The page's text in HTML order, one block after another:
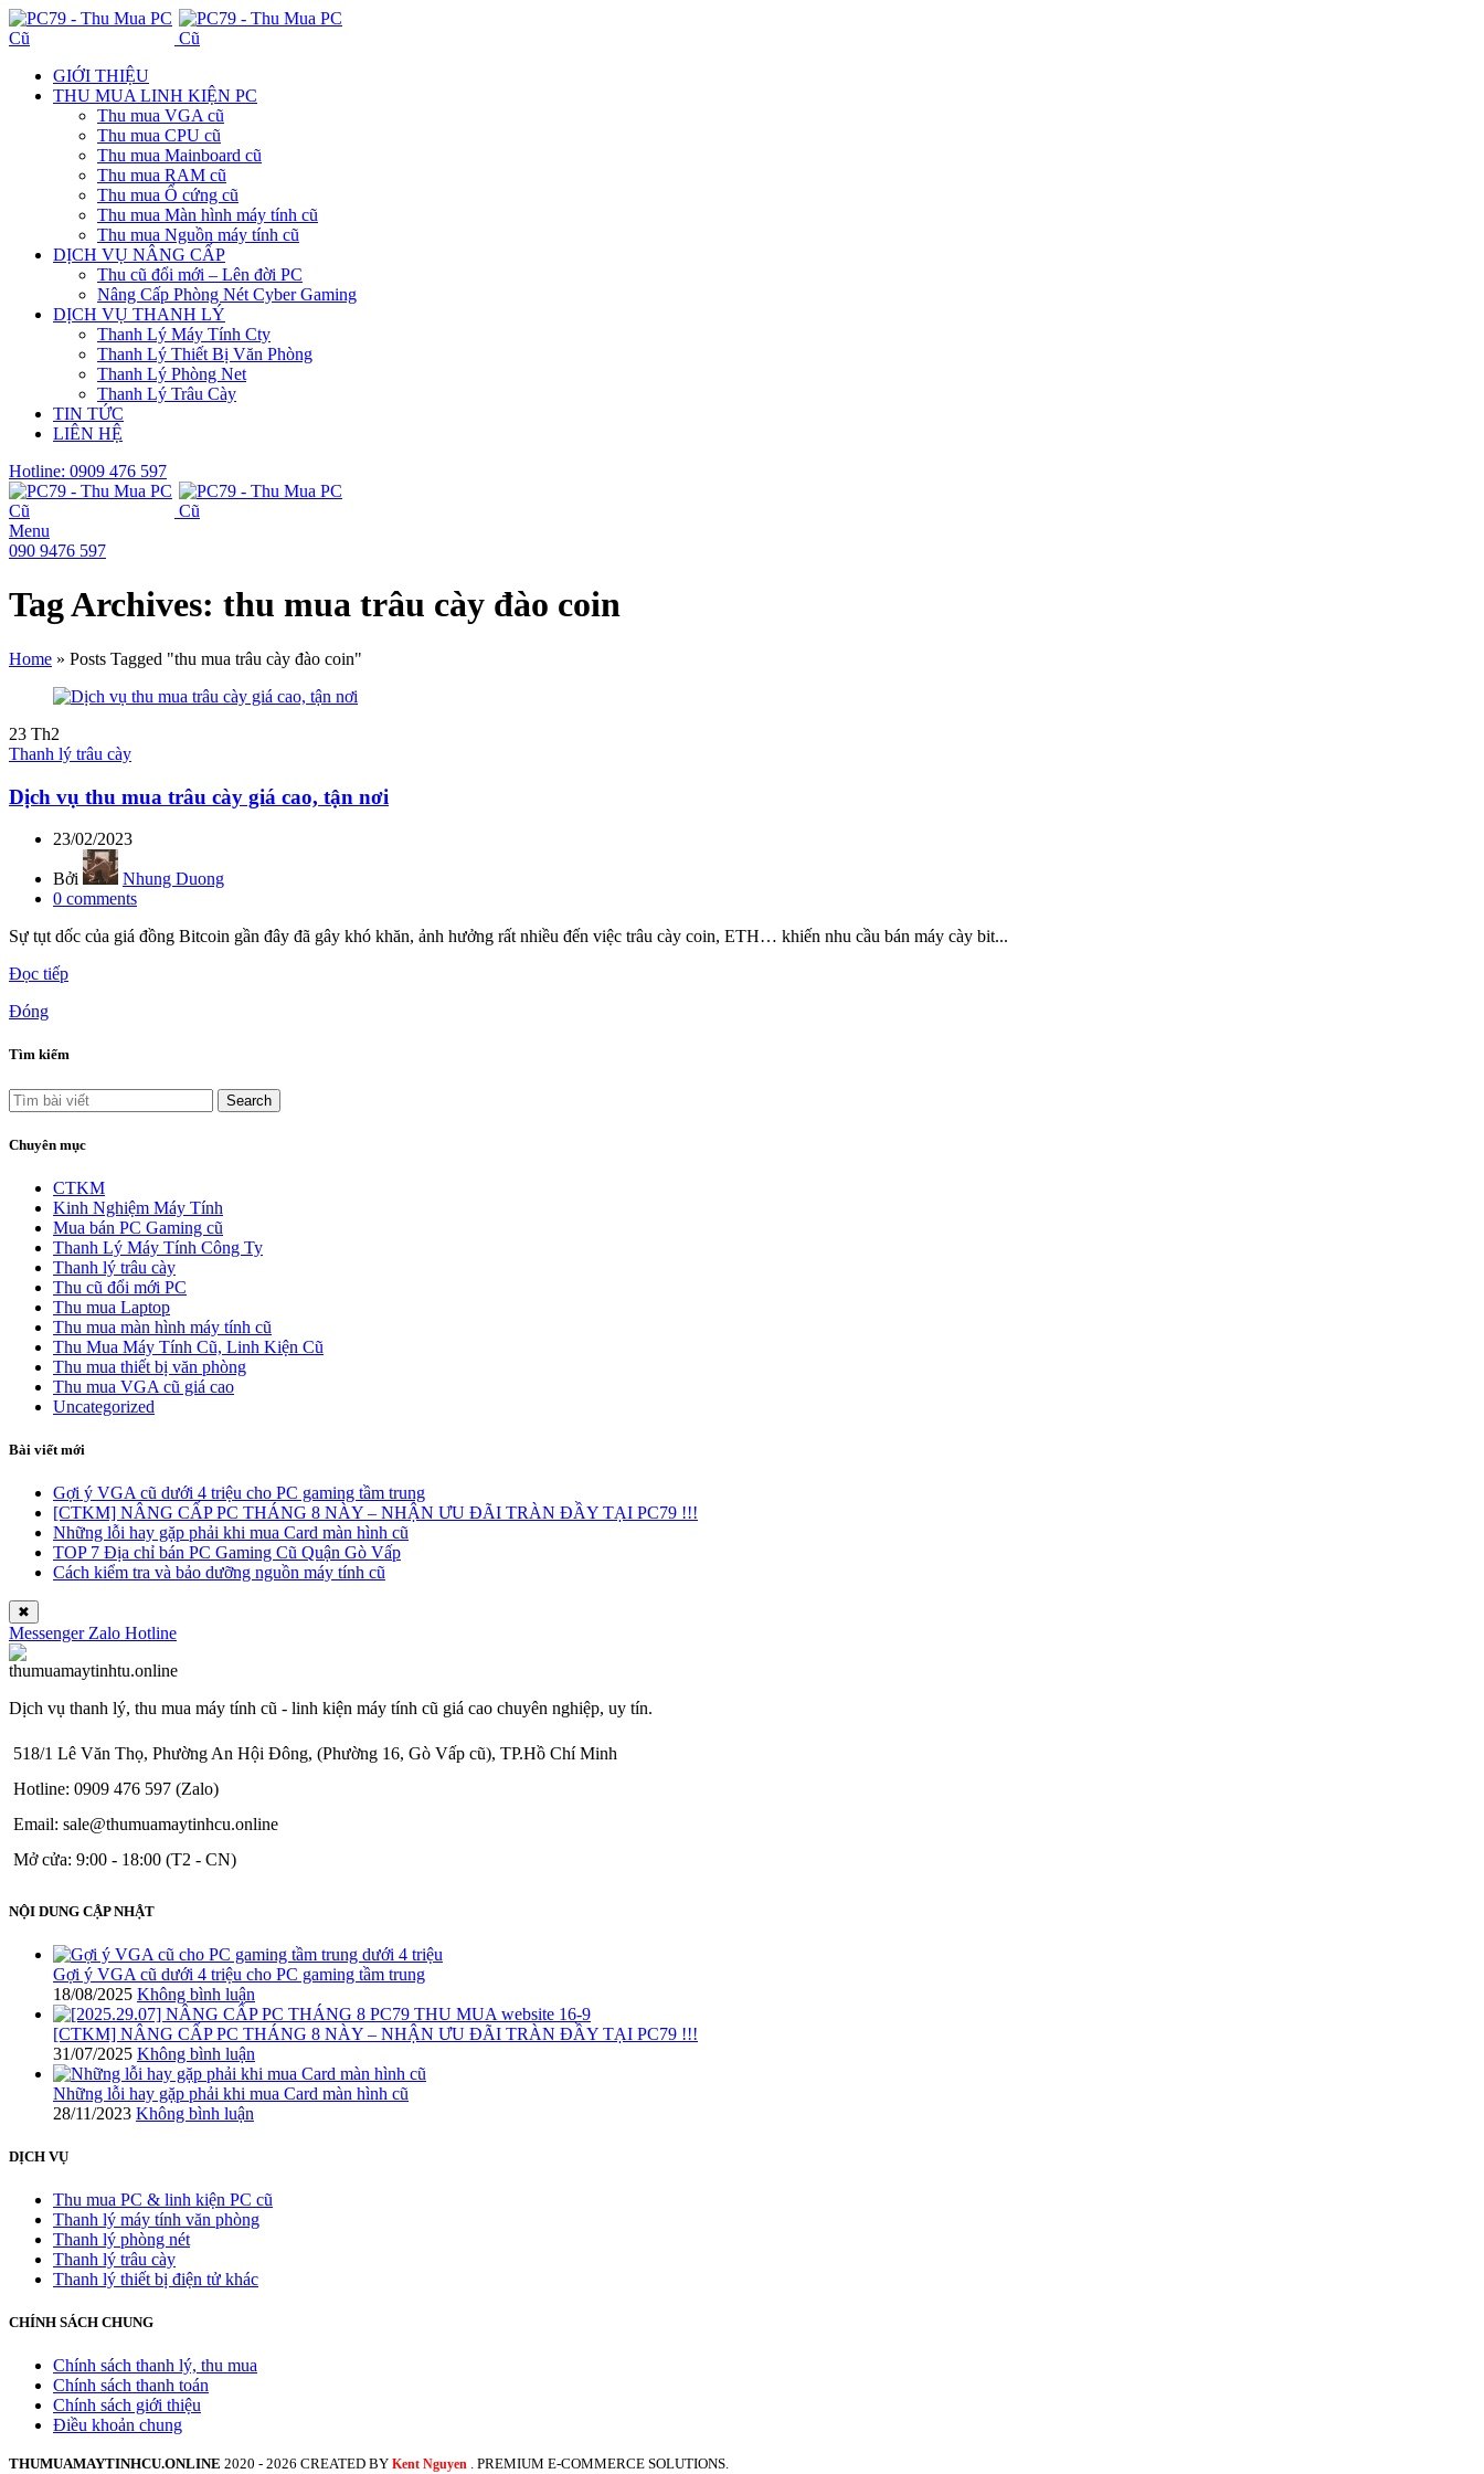
GIỚI THIỆU
THU MUA LINH KIỆN PC
Thu mua VGA cũ
Thu mua CPU cũ
Thu mua Mainboard cũ
Thu mua RAM cũ
Thu mua Ổ cứng cũ
Thu mua Màn hình máy tính cũ
Thu mua Nguồn máy tính cũ
DỊCH VỤ NÂNG CẤP
Thu cũ đổi mới – Lên đời PC
Nâng Cấp Phòng Nét Cyber Gaming
DỊCH VỤ THANH LÝ
Thanh Lý Máy Tính Cty
Thanh Lý Thiết Bị Văn Phòng
Thanh Lý Phòng Net
Thanh Lý Trâu Cày
TIN TỨC
LIÊN HỆ
Hotline: 0909 476 597
Menu
090 9476 597
Tag Archives: thu mua trâu cày đào coin
Home » Posts Tagged "thu mua trâu cày đào coin"
23 Th2
Thanh lý trâu cày
Dịch vụ thu mua trâu cày giá cao, tận nơi
23/02/2023
Bởi
Nhung Duong
0 comments
Sự tụt dốc của giá đồng Bitcoin gần đây đã gây khó khăn, ảnh hưởng rất nhiều đến việc trâu cày coin, ETH… khiến nhu cầu bán máy cày bit...
Đọc tiếp
Đóng
Tìm kiếm
Search
Chuyên mục
CTKM
Kinh Nghiệm Máy Tính
Mua bán PC Gaming cũ
Thanh Lý Máy Tính Công Ty
Thanh lý trâu cày
Thu cũ đổi mới PC
Thu mua Laptop
Thu mua màn hình máy tính cũ
Thu Mua Máy Tính Cũ, Linh Kiện Cũ
Thu mua thiết bị văn phòng
Thu mua VGA cũ giá cao
Uncategorized
Bài viết mới
Gợi ý VGA cũ dưới 4 triệu cho PC gaming tầm trung
[CTKM] NÂNG CẤP PC THÁNG 8 NÀY – NHẬN ƯU ĐÃI TRÀN ĐẦY TẠI PC79 !!!
Những lỗi hay gặp phải khi mua Card màn hình cũ
TOP 7 Địa chỉ bán PC Gaming Cũ Quận Gò Vấp
Cách kiểm tra và bảo dưỡng nguồn máy tính cũ
✖
Messenger Zalo Hotline
Dịch vụ thanh lý, thu mua máy tính cũ - linh kiện máy tính cũ giá cao chuyên nghiệp, uy tín.
518/1 Lê Văn Thọ, Phường An Hội Đông, (Phường 16, Gò Vấp cũ), TP.Hồ Chí Minh
Hotline: 0909 476 597 (Zalo)
Email: sale@thumuamaytinhcu.online
Mở cửa: 9:00 - 18:00 (T2 - CN)
NỘI DUNG CẬP NHẬT
Gợi ý VGA cũ dưới 4 triệu cho PC gaming tầm trung
18/08/2025 Không bình luận
[CTKM] NÂNG CẤP PC THÁNG 8 NÀY – NHẬN ƯU ĐÃI TRÀN ĐẦY TẠI PC79 !!!
31/07/2025 Không bình luận
Những lỗi hay gặp phải khi mua Card màn hình cũ
28/11/2023 Không bình luận
DỊCH VỤ
Thu mua PC & linh kiện PC cũ
Thanh lý máy tính văn phòng
Thanh lý phòng nét
Thanh lý trâu cày
Thanh lý thiết bị điện tử khác
CHÍNH SÁCH CHUNG
Chính sách thanh lý, thu mua
Chính sách thanh toán
Chính sách giới thiệu
Điều khoản chung
THUMUAMAYTINHCU.ONLINE 2020 - 2026 CREATED BY Kent Nguyen . PREMIUM E-COMMERCE SOLUTIONS.